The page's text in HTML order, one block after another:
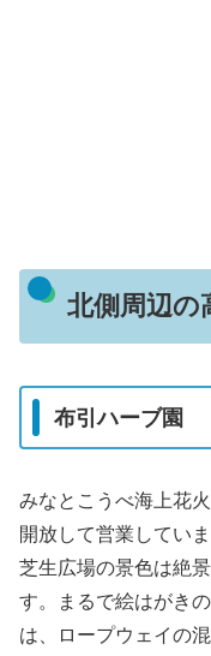
北側周辺の
布引ハーブ園
みなとこうべ海上花
開放して営業してい
芝生広場の景色は絶
す。まるで絵はがき
は、ロープウェイの